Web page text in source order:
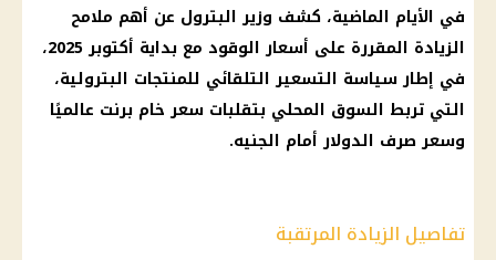
في الأيام الماضية، كشف وزير البترول عن أهم ملامح
الزيادة المقررة على أسعار الوقود مع بداية أكتوبر 2025
،
في إطار سياسة التسعير التلقائي للمنتجات البترولية،
التي تربط السوق المحلي بتقلبات سعرخام برنت عالميًا
وسعر صرف الدولار أمام الجنيه.
تفاصيل الزيادة المرتقبة